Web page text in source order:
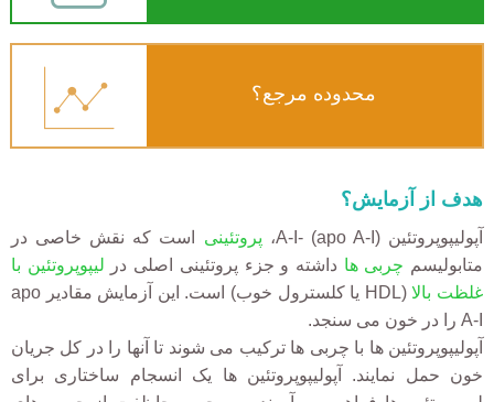
محدوده مرجع؟
هدف از آزمایش؟
آپولیپوپروتئین A-I- (apo A-I)، پروتئینی است که نقش خاصی در
متابولیسم چربی ها داشته و جزء پروتئینی اصلی در لیپوپروتئین با
غلظت بال
ا (HDL یا کلسترول خوب) است. این آزمایش مقادیر apo
A-I را در خون می سنجد.
آپولیپوپروتئین ها با چربی ها ترکیب می شوند تا آنها را در کل جریان
خون حمل نمایند. آپولیپوپروتئین ها یک انسجام ساختاری برای